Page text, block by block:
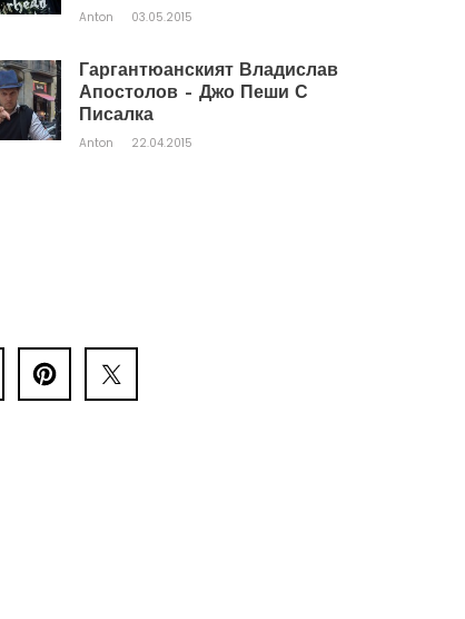
Anton 03.05.2015
Гаргантюанският Владислав
Апостолов – Джо Пеши С
Писалка
Anton 22.04.2015